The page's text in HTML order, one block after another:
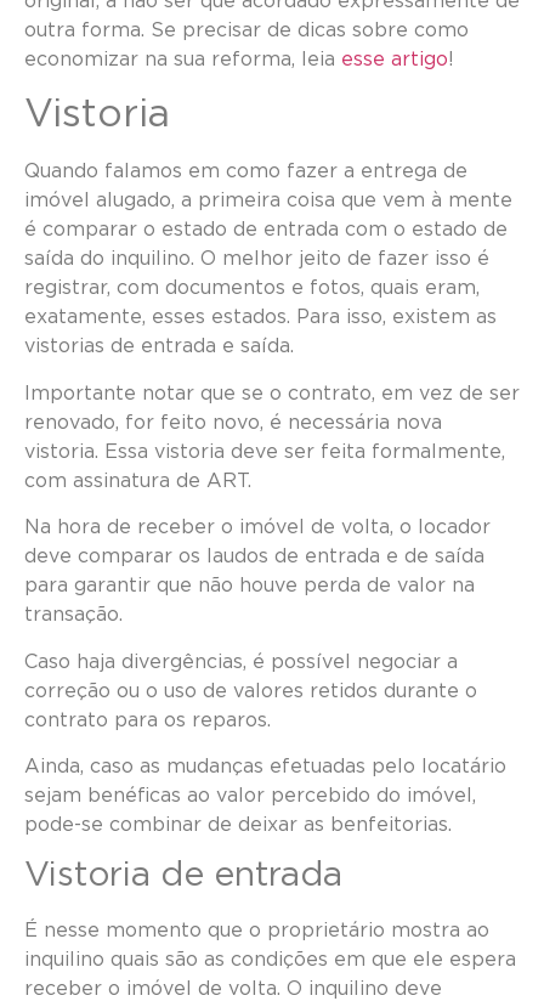
outra forma. Se precisar de dicas sobre como
economizar na sua reforma, leia esse artigo!
Vistoria
Quando falamos em como fazer a entrega de
imóvel alugado, a primeira coisa que vem à mente
é comparar o estado de entrada com o estado de
saída do inquilino. O melhor jeito de fazer isso é
registrar, com documentos e fotos, quais eram,
exatamente, esses estados. Para isso, existem as
vistorias de entrada e saída.
Importante notar que se o contrato, em vez de ser
renovado, for feito novo, é necessária nova
vistoria. Essa vistoria deve ser feita formalmente,
com assinatura de ART.
Na hora de receber o imóvel de volta, o locador
deve comparar os laudos de entrada e de saída
para garantir que não houve perda de valor na
transação.
Caso haja divergências, é possível negociar a
correção ou o uso de valores retidos durante o
contrato para os reparos.
Ainda, caso as mudanças efetuadas pelo locatário
sejam benéficas ao valor percebido do imóvel,
pode-se combinar de deixar as benfeitorias.
Vistoria de entrada
É nesse momento que o proprietário mostra ao
inquilino quais são as condições em que ele espera
receber o imóvel de volta. O inquilino deve